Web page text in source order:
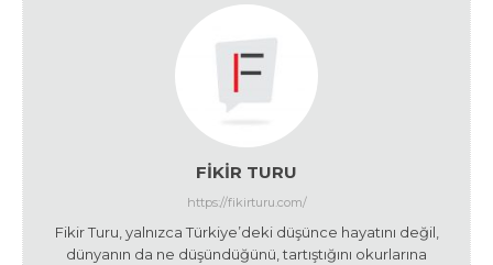
FIKIR TURU
https://fikirturu.com/
Fikir Turu, yalnızca Türkiye’deki düşünce hayatını değil,
dünyanın da ne düşündüğünü, tartıştığını okurlarına